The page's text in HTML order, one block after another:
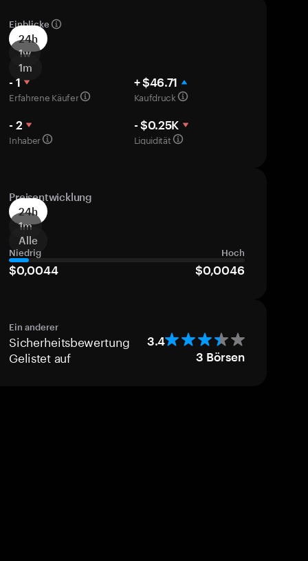
Einblicke
24h
1w
1m
- 1
Erfahrene Käufer
+ $46.71
Kaufdruck
- 2
Inhaber
- $0.25K
Liquidität
Preisentwicklung
24h
1m
Alle
Niedrig Hoch
$0,0044 $0,0046
Ein anderer
Sicherheitsbewertung 3.4
Gelistet auf 3 Börsen